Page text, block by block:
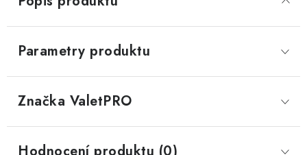
Parametry produktu
Značka ValetPRO